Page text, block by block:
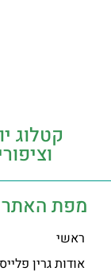
קטלוג
מפת האתר
ראשי
אודות גרין פלייס